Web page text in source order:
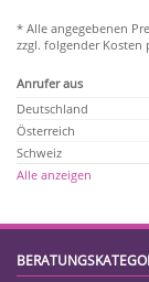
* Alle angegebenen
zzgl. folgender
Anrufer aus
Deutschland
Österreich
Schweiz
Alle anzeigen